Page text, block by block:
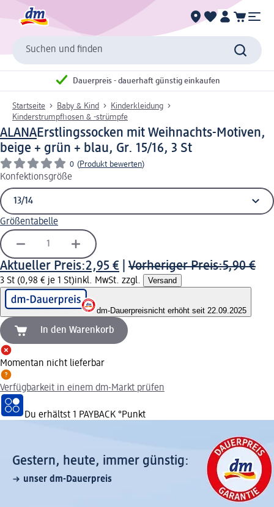
Suchen und finden
Dauerpreis - dauerhaft günstig einkaufen
Startseite Baby & Kind
Kinderkleidung
Kinderstrumpfhosen & -strümpfe
ALANAErstlingssocken mit Weihnachts-Motiven,
beige + grün + blau, Gr. 15/16, 3 St
0 (Produkt bewerten)
Konfektionsgröße
Größentabelle
Aktueller Preis:2,95 € Vorheriger Preis:5,90 €
3 St (0,98 € je 1 St)inkl. MwSt. zzgl. Versand
dm-Dauerpreisnicht erhöht seit 22.09.2025
In den Warenkorb
Momentan nicht lieferbar
Verfügbarkeit in einem dm-Markt prüfen
Du erhältst 1 PAYBACK °Punkt
Gestern, heute, immer günstig:
unser dm-Dauerpreis